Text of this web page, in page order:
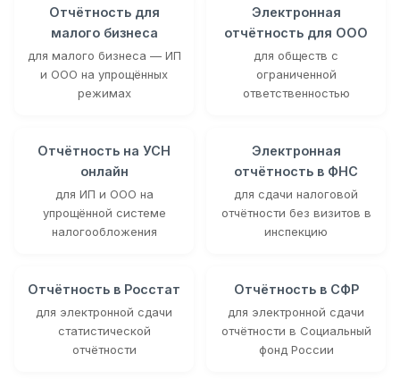
Отчётность для
малого бизнеса
для малого бизнеса — ИП
и ООО на упрощённых
режимах
Электронная
отчётность для ООО
для обществ с
ограниченной
ответственностью
Отчётность на УСН
онлайн
для ИП и ООО на
упрощённой системе
налогообложения
Электронная
отчётность в ФНС
для сдачи налоговой
отчётности без визитов в
инспекцию
Отчётность в Росстат
для электронной сдачи
статистической
отчётности
Отчётность в СФР
для электронной сдачи
отчётности в Социальный
фонд России